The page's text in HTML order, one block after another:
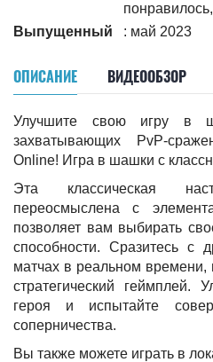
Выпущенный
: май 2023
ОПИСАНИЕ ВИДЕООБЗОР
Улучшите свою игру в
захватывающих PvP-
Online! Игра в шашки с
Эта классическая
переосмыслена с
позволяет вам выбирать
способности. Сразитесь с
матчах в реальном времени,
стратегический геймплей.
героя и испытайте
соперничества.
Вы также можете играть в